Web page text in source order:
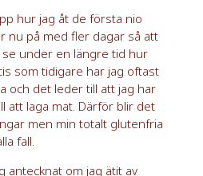
hur jag åt de första nio
nu på med fler dagar så att
se under en längre tid hur
som tidigare har jag oftast
och det leder till att jag har
att laga mat. Därför blir det
men min totalt glutenfria
fall.
antecknat om jag ätit av